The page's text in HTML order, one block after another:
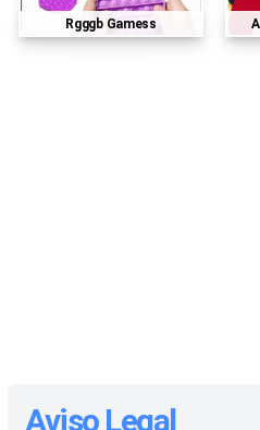
Rgggb Gamess
Aviso Legal